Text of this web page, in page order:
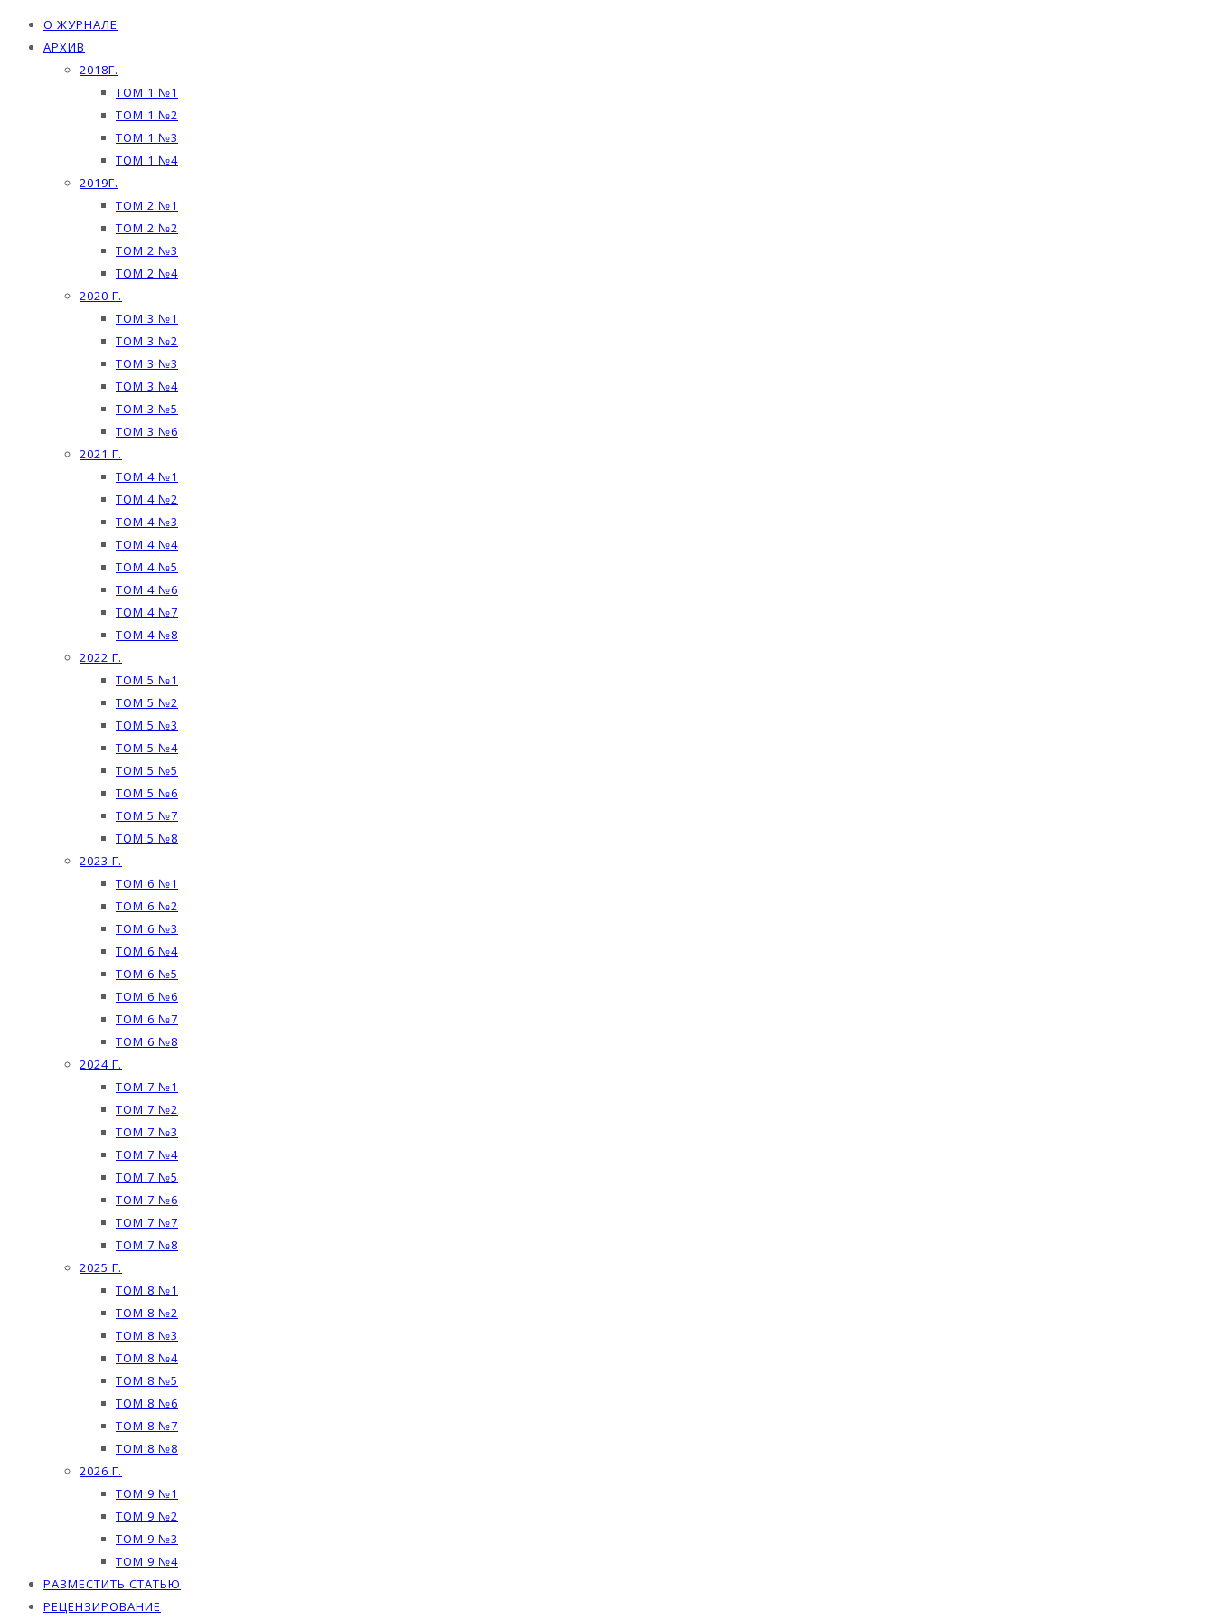
О ЖУРНАЛЕ
АРХИВ
2018Г.
ТОМ 1 №1
ТОМ 1 №2
ТОМ 1 №3
ТОМ 1 №4
2019Г.
ТОМ 2 №1
ТОМ 2 №2
ТОМ 2 №3
ТОМ 2 №4
2020 Г.
ТОМ 3 №1
ТОМ 3 №2
ТОМ 3 №3
ТОМ 3 №4
ТОМ 3 №5
ТОМ 3 №6
2021 Г.
ТОМ 4 №1
ТОМ 4 №2
ТОМ 4 №3
ТОМ 4 №4
ТОМ 4 №5
ТОМ 4 №6
ТОМ 4 №7
ТОМ 4 №8
2022 Г.
ТОМ 5 №1
ТОМ 5 №2
ТОМ 5 №3
ТОМ 5 №4
ТОМ 5 №5
ТОМ 5 №6
ТОМ 5 №7
ТОМ 5 №8
2023 Г.
ТОМ 6 №1
ТОМ 6 №2
ТОМ 6 №3
ТОМ 6 №4
ТОМ 6 №5
ТОМ 6 №6
ТОМ 6 №7
ТОМ 6 №8
2024 Г.
ТОМ 7 №1
ТОМ 7 №2
ТОМ 7 №3
ТОМ 7 №4
ТОМ 7 №5
ТОМ 7 №6
ТОМ 7 №7
ТОМ 7 №8
2025 Г.
ТОМ 8 №1
ТОМ 8 №2
ТОМ 8 №3
ТОМ 8 №4
ТОМ 8 №5
ТОМ 8 №6
ТОМ 8 №7
ТОМ 8 №8
2026 Г.
ТОМ 9 №1
ТОМ 9 №2
ТОМ 9 №3
ТОМ 9 №4
РАЗМЕСТИТЬ СТАТЬЮ
РЕЦЕНЗИРОВАНИЕ